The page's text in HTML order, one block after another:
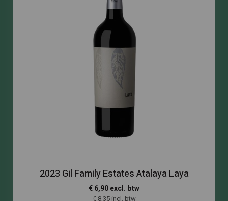
2023 Gil Family Estates Atalaya Laya
€ 6,90 excl. btw
€ 8,35 incl. btw